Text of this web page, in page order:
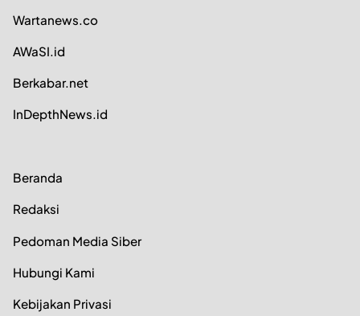
Wartanews.co
AWaSI.id
Berkabar.net
InDepthNews.id
Beranda
Redaksi
Pedoman Media Siber
Hubungi Kami
Kebijakan Privasi